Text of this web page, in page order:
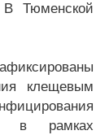
В Тюменской
клещевым
в рамках